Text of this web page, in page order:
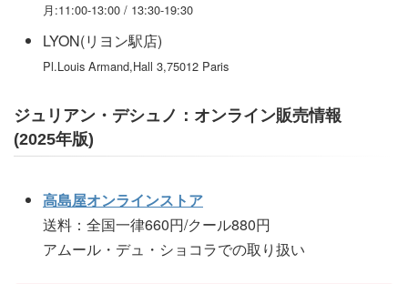
月:11:00-13:00 / 13:30-19:30
LYON(リヨン駅店)
Pl.Louis Armand,Hall 3,75012 Paris
ジュリアン・デシュノ：オンライン販売情報
(2025年版)
高島屋オンラインストア
送料：全国一律660円/クール880円
アムール・デュ・ショコラでの取り扱い